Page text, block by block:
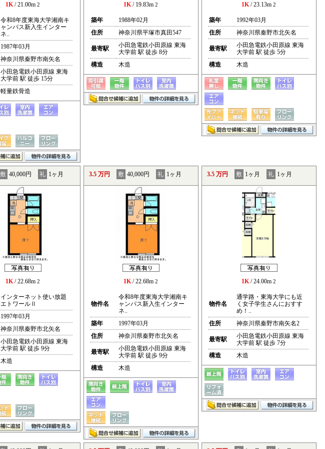
1K/ 21.00m 2
令和8年度東海大学湘南キ
ャンパス新入生インター
ネ..
1987年03月
神奈川県秦野市南矢名
小田急電鉄小田原線 東海
大学前 駅 徒歩 15分
軽量鉄骨造
1K/ 19.83m 2
築年
1988年02月
住所
神奈川県平塚市真田547
最寄駅
小田急電鉄小田原線 東海
大学前 駅 徒歩 8分
構造
木造
1K/ 23.13m 2
築年
1992年03月
住所
神奈川県秦野市北矢名
最寄駅
小田急電鉄小田原線 東海
大学前 駅 徒歩 5分
構造
木造
敷 40,000円 礼 1ヶ月
1K/ 22.68m 2
インターネット使い放題
エトワールⅡ
1997年03月
神奈川県秦野市北矢名
小田急電鉄小田原線 東海
大学前 駅 徒歩 9分
木造
3.5 万円 敷 40,000円 礼 1ヶ月
1K/ 22.68m 2
物件名
令和8年度東海大学湘南キ
ャンパス新入生インター
ネ..
築年
1997年03月
住所
神奈川県秦野市北矢名
最寄駅
小田急電鉄小田原線 東海
大学前 駅 徒歩 9分
構造
木造
3.5 万円 敷 1ヶ月 礼 1ヶ月
1K/ 24.00m 2
物件名
通学路・東海大学にも近
く女子学生さんにおすす
め！..
住所
神奈川県秦野市南矢名2
最寄駅
小田急電鉄小田原線 東海
大学前 駅 徒歩 7分
構造
木造